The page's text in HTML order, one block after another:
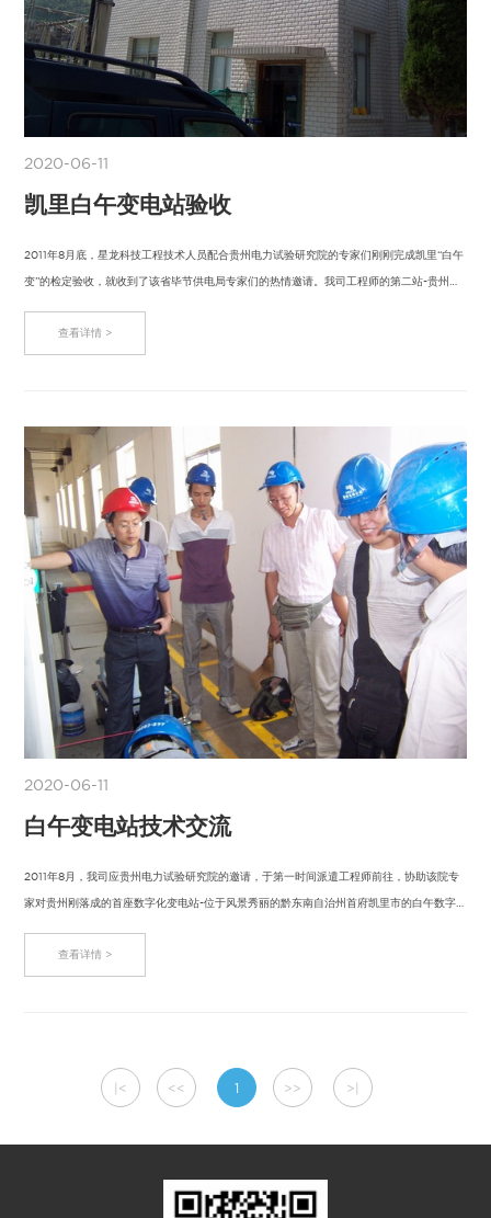
2020-06-11
凯里白午变电站验收
2011年8月底，星龙科技工程技术人员配合贵州电力试验研究院的专家们刚刚完成凯里“白午
变”的检定验收，就收到了该省毕节供电局专家们的热情邀请。我司工程师的第二站-贵州…
查看详情 >
2020-06-11
白午变电站技术交流
2011年8月，我司应贵州电力试验研究院的邀请，于第一时间派遣工程师前往，协助该院专
家对贵州刚落成的首座数字化变电站-位于风景秀丽的黔东南自治州首府凯里市的白午数字
查看详情 >
|< << 1 >> >|